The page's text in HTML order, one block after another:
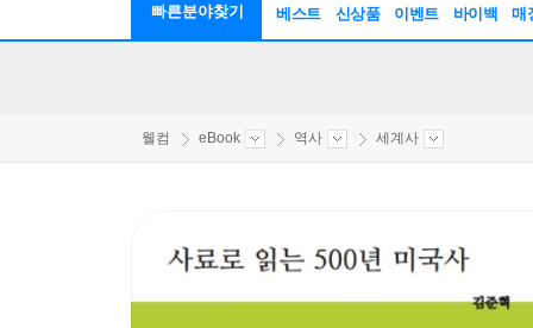
빠른분야찾기 베스트 신상품 이벤트 바이백 매
웰컴 eBook 역사 세계사